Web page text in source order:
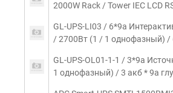
2000W Rack / Tower IEC LCD
GL-UPS-LI03 / 6*9a
/ 2700Вт (1 / 1 однофазный) /
GL-UPS-OL01-1-1 / 3*9a
1 однофазный) / 3 акб * 9a